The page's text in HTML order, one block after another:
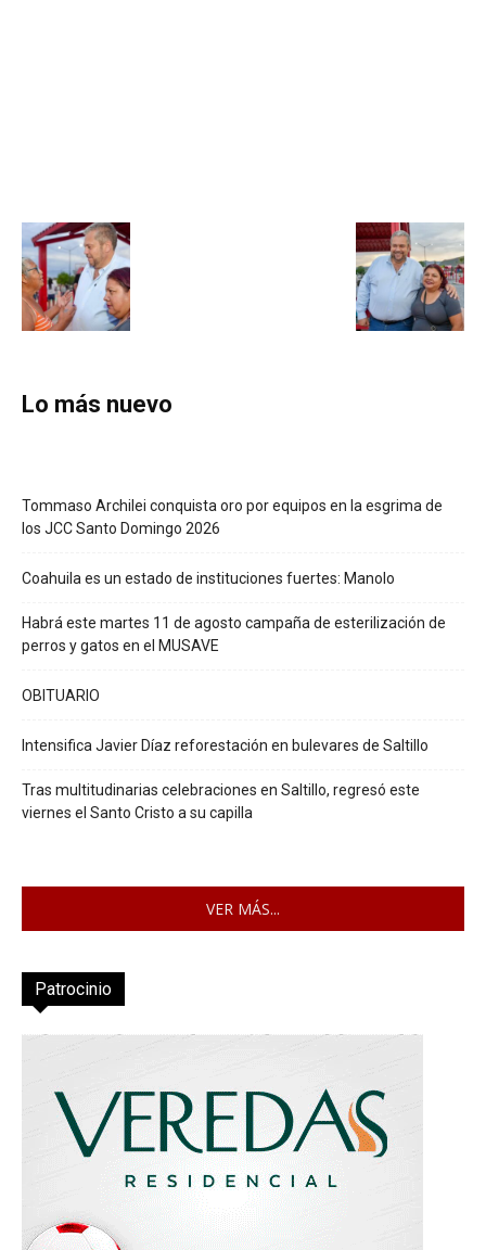
Lo más nuevo
Tommaso Archilei conquista oro por equipos en la esgrima de
los JCC Santo Domingo 2026
Coahuila es un estado de instituciones fuertes: Manolo
Habrá este martes 11 de agosto campaña de esterilización de
perros y gatos en el MUSAVE
OBITUARIO
Intensifica Javier Díaz reforestación en bulevares de Saltillo
Tras multitudinarias celebraciones en Saltillo, regresó este
viernes el Santo Cristo a su capilla
VER MÁS...
Patrocinio